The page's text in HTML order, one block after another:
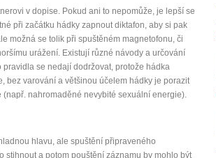
v dopise. Pokud ani to nepomůže, je lepší se
při začátku hádky zapnout diktafon, aby si pak
možná se tolik při spuštěném magnetofonu, či
urážení. Existují různé návody a určování
se nedají dodržovat, protože hádka
bez varování a většinou účelem hádky je porazit
nahromaděné nevybité sexuální energie).
hlavu, ale spuštění připraveného
stihnout a potom pouštění záznamu by mohlo být